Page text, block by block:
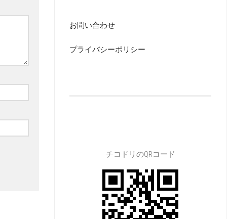
お問い合わせ
プライバシーポリシー
チコドリのQRコード